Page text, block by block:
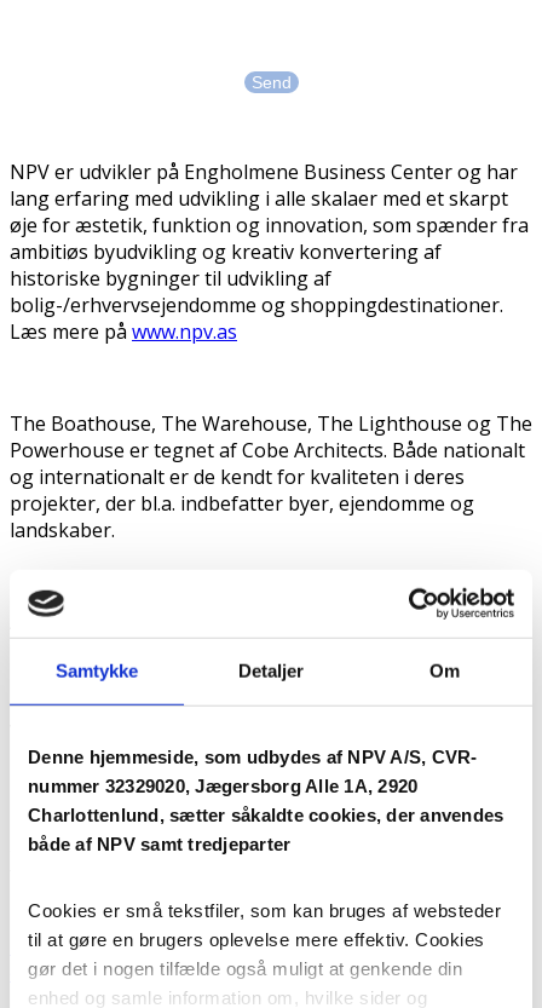
Samtykke Detaljer Om
Denne hjemmeside, som udbydes af NPV A/S, CVR-
nummer 32329020, Jægersborg Alle 1A, 2920
Charlottenlund, sætter såkaldte cookies, der anvendes
både af NPV samt tredjeparter
Cookies er små tekstfiler, som kan bruges af websteder
til at gøre en brugers oplevelse mere effektiv. Cookies
gør det i nogen tilfælde også muligt at genkende din
enhed og samle information om, hvilke sider og
Send
NPV er udvikler på Engholmene Business Center og har
lang erfaring med udvikling i alle skalaer med et skarpt
øje for æstetik, funktion og innovation, som spænder fra
ambitiøs byudvikling og kreativ konvertering af
historiske bygninger til udvikling af
bolig-/erhvervsejendomme og shoppingdestinationer.
Læs mere på www.npv.as
The Boathouse, The Warehouse, The Lighthouse og The
Powerhouse er tegnet af Cobe Architects. Både nationalt
og internationalt er de kendt for kvaliteten i deres
projekter, der bl.a. indbefatter byer, ejendomme og
landskaber.
Artelia er en multidisciplinær ingeniørvirksomhed og
infrastruktur. Som en af Danmarks største rådgivende
ingeniørvirksomheder, ønsker de at skabe langsigtet
EDC Erhverv står for udlejningen af Engholmenes
alsidige og moderne erhvervs- og kontorlokaler. Med
mulighederne for dig og din virksomhed på Engholmene.
Maps were disabled by the visitor on this site. Click to
open the map in a new window.